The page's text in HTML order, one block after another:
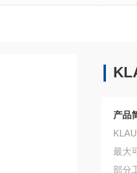
产品
最大
部分